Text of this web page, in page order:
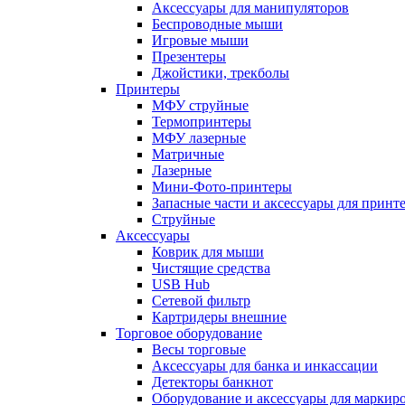
Аксессуары для манипуляторов
Беспроводные мыши
Игровые мыши
Презентеры
Джойстики, трекболы
Принтеры
МФУ струйные
Термопринтеры
МФУ лазерные
Матричные
Лазерные
Мини-Фото-принтеры
Запасные части и аксессуары для
Струйные
Аксессуары
Коврик для мыши
Чистящие средства
USB Hub
Сетевой фильтр
Картридеры внешние
Торговое оборудование
Весы торговые
Аксессуары для банка и инкассации
Детекторы банкнот
Оборудование и аксессуары для